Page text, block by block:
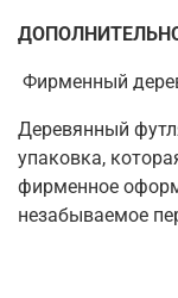
Фирменный
Деревянный
упаковка,
фирменное
незабываемое